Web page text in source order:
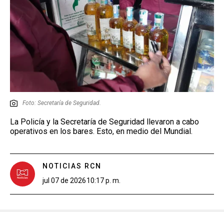
Foto: Secretaría de Seguridad.
La Policía y la Secretaría de Seguridad llevaron a cabo
operativos en los bares. Esto, en medio del Mundial.
NOTICIAS RCN
jul 07 de 202610:17 p. m.